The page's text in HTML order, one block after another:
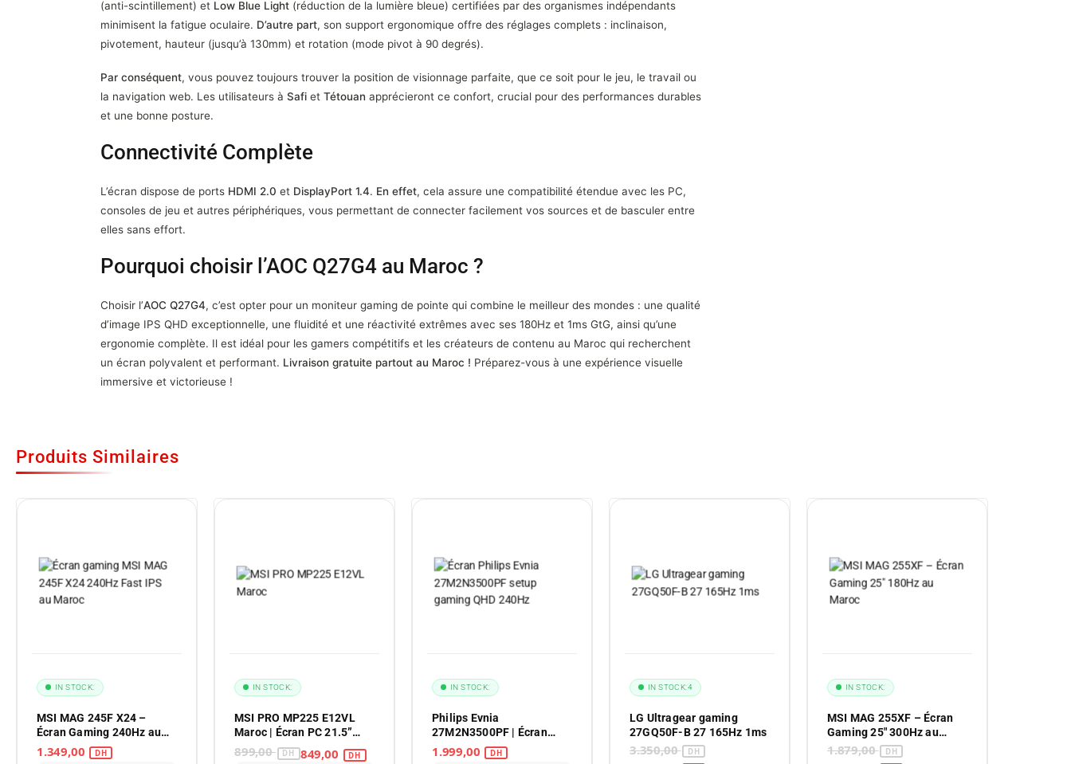
(anti-scintillement) et Low Blue Light (réduction de la lumière bleue) certifiées par des organismes indépendants
minimisent la fatigue oculaire. D’autre part, son support ergonomique offre des réglages complets : inclinaison,
pivotement, hauteur (jusqu’à 130mm) et rotation (mode pivot à 90 degrés).
Par conséquent, vous pouvez toujours trouver la position de visionnage parfaite, que ce soit pour le jeu, le travail ou
la navigation web. Les utilisateurs à Safi et Tétouan apprécieront ce confort, crucial pour des performances durables
et une bonne posture.
Connectivité Complète
L’écran dispose de ports HDMI 2.0 et DisplayPort 1.4. En effet, cela assure une compatibilité étendue avec les PC,
consoles de jeu et autres périphériques, vous permettant de connecter facilement vos sources et de basculer entre
elles sans effort.
Pourquoi choisir l’AOC Q27G4 au Maroc ?
Choisir l’AOC Q27G4, c’est opter pour un moniteur gaming de pointe qui combine le meilleur des mondes : une qualité
d’image IPS QHD exceptionnelle, une fluidité et une réactivité extrêmes avec ses 180Hz et 1ms GtG, ainsi qu’une
ergonomie complète. Il est idéal pour les gamers compétitifs et les créateurs de contenu au Maroc qui recherchent
un écran polyvalent et performant. Livraison gratuite partout au Maroc ! Préparez-vous à une expérience visuelle
immersive et victorieuse !
Produits Similaires
MSI MAG 245F X24 –
Écran Gaming 240Hz au
Maroc
IN STOCK:
MSI PRO MP225 E12VL
Maroc | Écran PC 21.5”
FHD 120Hz
899,00
IN STOCK:
Philips Evnia
27M2N3500PF | Écran
Gaming QHD 260Hz
IN STOCK:
LG Ultragear gaming
27GQ50F-B 27 165Hz 1ms
3.350,00
IN STOCK:4
MSI MAG 255XF – Écran
Gaming 25″ 300Hz au
Maroc
1.879,00
IN STOCK: